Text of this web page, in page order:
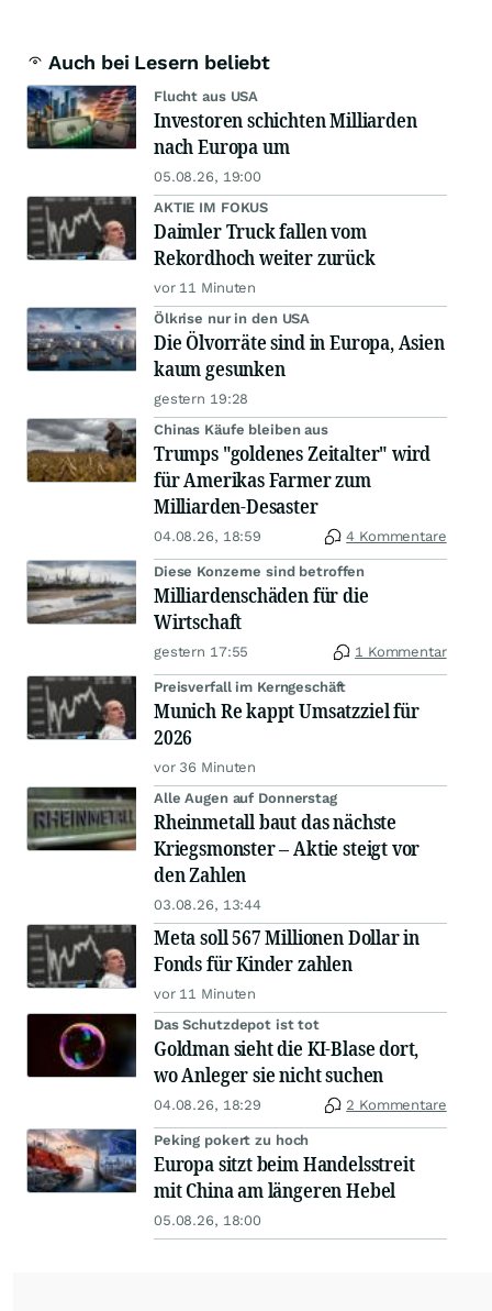
Auch bei Lesern beliebt
Flucht aus USA
Investoren schichten Milliarden
nach Europa um
05.08.26, 19:00
AKTIE IM FOKUS
Daimler Truck fallen vom
Rekordhoch weiter zurück
vor 11 Minuten
Ölkrise nur in den USA
Die Ölvorräte sind in Europa, Asien
kaum gesunken
gestern 19:28
Chinas Käufe bleiben aus
Trumps "goldenes Zeitalter" wird
für Amerikas Farmer zum
Milliarden-Desaster
04.08.26, 18:59 4 Kommentare
Diese Konzerne sind betroffen
Milliardenschäden für die
Wirtschaft
gestern 17:55 1 Kommentar
Preisverfall im Kerngeschäft
Munich Re kappt Umsatzziel für
2026
vor 36 Minuten
Alle Augen auf Donnerstag
Rheinmetall baut das nächste
Kriegsmonster – Aktie steigt vor
den Zahlen
03.08.26, 13:44
Meta soll 567 Millionen Dollar in
Fonds für Kinder zahlen
vor 11 Minuten
Das Schutzdepot ist tot
Goldman sieht die KI-Blase dort,
wo Anleger sie nicht suchen
04.08.26, 18:29 2 Kommentare
Peking pokert zu hoch
Europa sitzt beim Handelsstreit
mit China am längeren Hebel
05.08.26, 18:00